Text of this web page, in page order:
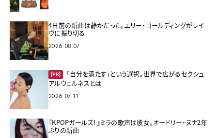
4日前の新曲は静かだった。エリー・ゴールディングがレイ
ヴに振り切る
2026.08.07
[PR]
「自分を満たす」という選択。世界で広がるセクシュ
アルウェルネスとは
2026.07.11
『KPOPガールズ！』ミラの歌声は彼女。オードリー・ヌナ2年
ぶりの新曲